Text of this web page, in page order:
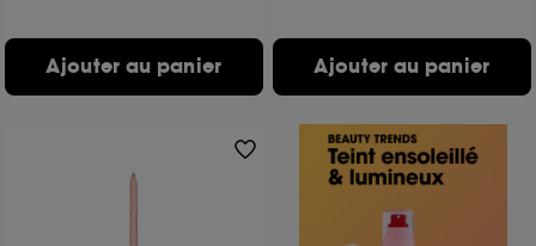
Ajouter au panier Ajouter au panier